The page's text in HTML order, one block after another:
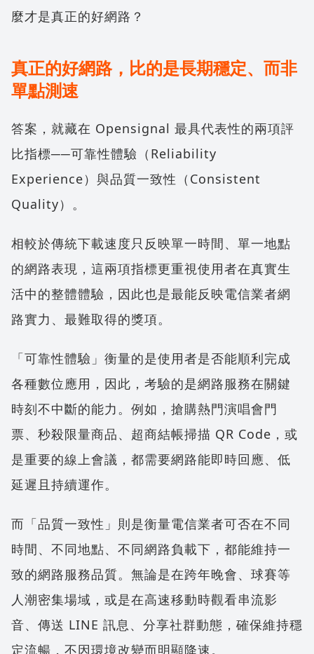
麼才是真正的好網路？
真正的好網路，比的是長期穩定、而非
單點測速
答案，就藏在 Opensignal 最具代表性的兩項評
比指標──可靠性體驗（Reliability
Experience）與品質一致性（Consistent
Quality）。
相較於傳統下載速度只反映單一時間、單一地點
的網路表現，這兩項指標更重視使用者在真實生
活中的整體體驗，因此也是最能反映電信業者網
路實力、最難取得的獎項。
「可靠性體驗」衡量的是使用者是否能順利完成
各種數位應用，因此，考驗的是網路服務在關鍵
時刻不中斷的能力。例如，搶購熱門演唱會門
票、秒殺限量商品、超商結帳掃描 QR Code，或
是重要的線上會議，都需要網路能即時回應、低
延遲且持續運作。
而「品質一致性」則是衡量電信業者可否在不同
時間、不同地點、不同網路負載下，都能維持一
致的網路服務品質。無論是在跨年晚會、球賽等
人潮密集場域，或是在高速移動時觀看串流影
音、傳送 LINE 訊息、分享社群動態，確保維持穩
定流暢，不因環境改變而明顯降速。